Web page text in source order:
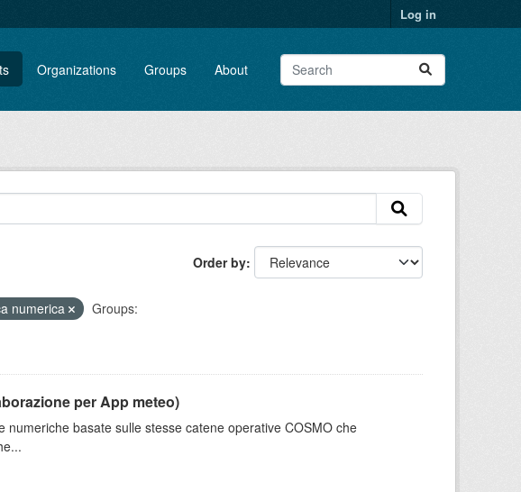
Log in
Organizations Groups About
Order by
numerica
Groups:
per App meteo)
basate sulle stesse catene operative COSMO che